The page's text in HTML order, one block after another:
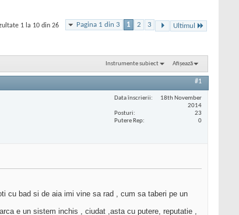
Pagina 1 din 3 1 2 3 Ultimul
1 la 10 din 26
Instrumente subiect Afișează
#1
Data înscrierii
18th November
2014
Posturi
23
Putere Rep
0
cu bad si de aia imi vine sa rad , cum sa taberi pe un
e un sistem inchis , ciudat ,asta cu putere, reputatie ,